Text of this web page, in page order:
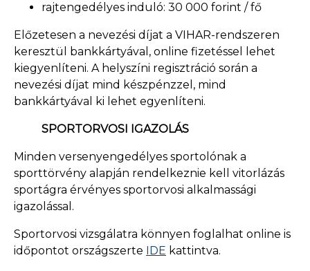
rajtengedélyes induló: 30 000 forint / fő
Előzetesen a nevezési díjat a VIHAR-rendszeren
keresztül bankkártyával, online fizetéssel lehet
kiegyenlíteni. A helyszíni regisztráció során a
nevezési díjat mind készpénzzel, mind
bankkártyával ki lehet egyenlíteni.
SPORTORVOSI IGAZOLÁS
Minden versenyengedélyes sportolónak a
sporttörvény alapján rendelkeznie kell vitorlázás
sportágra érvényes sportorvosi alkalmassági
igazolással.
Sportorvosi vizsgálatra könnyen foglalhat online is
időpontot országszerte IDE kattintva.